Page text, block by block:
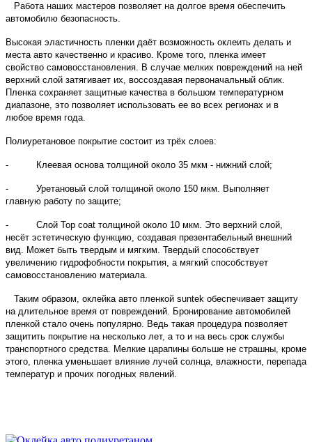
Работа наших мастеров позволяет на долгое время обеспечить
автомобилю безопасность.
Высокая эластичность пленки даёт возможность оклеить делать и
места авто качественно и красиво. Кроме того, пленка имеет
свойство самовосстановления. В случае мелких повреждений на ней
верхний слой затягивает их, воссоздавая первоначальный облик.
Пленка сохраняет защитные качества в большом температурном
диапазоне, это позволяет использовать ее во всех регионах и в
любое время года.
Полиуретановое покрытие состоит из трёх слоев:
- Клеевая основа толщиной около 35 мкм - нижний слой;
- Уретановый слой толщиной около 150 мкм. Выполняет
главную работу по защите;
- Слой Top coat толщиной около 10 мкм. Это верхний слой,
несёт эстетическую функцию, создавая презентабельный внешний
вид. Может быть твердым и мягким. Твердый способствует
увеличению гидрофобности покрытия, а мягкий способствует
самовосстановлению материала.
Таким образом, оклейка авто пленкой suntek обеспечивает защиту
на длительное время от повреждений. Бронирование автомобилей
пленкой стало очень популярно. Ведь такая процедура позволяет
защитить покрытие на несколько лет, а то и на весь срок службы
транспортного средства. Мелкие царапины больше не страшны, кроме
этого, пленка уменьшает влияние лучей солнца, влажности, перепада
температур и прочих погодных явлений.